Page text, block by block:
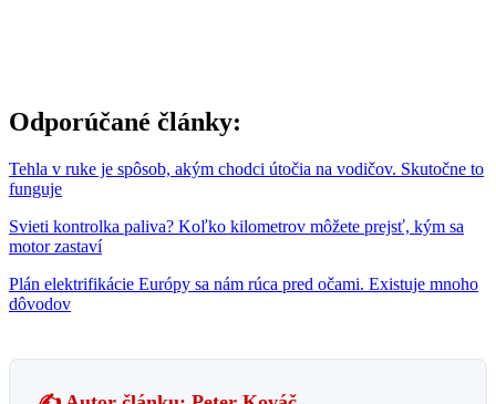
Odporúčané články:
Tehla v ruke je spôsob, akým chodci útočia na vodičov. Skutočne to
funguje
Svieti kontrolka paliva? Koľko kilometrov môžete prejsť, kým sa
motor zastaví
Plán elektrifikácie Európy sa nám rúca pred očami. Existuje mnoho
dôvodov